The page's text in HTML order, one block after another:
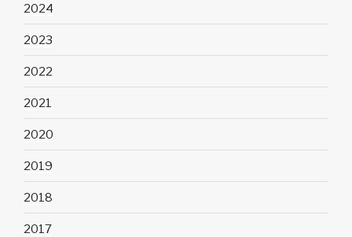
2024
2023
2022
2021
2020
2019
2018
2017